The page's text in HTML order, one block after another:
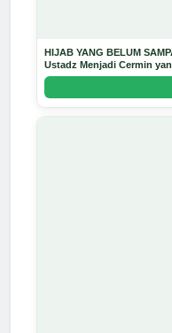
HIJAB YANG BELUM
Ustadz Menjadi Cermin